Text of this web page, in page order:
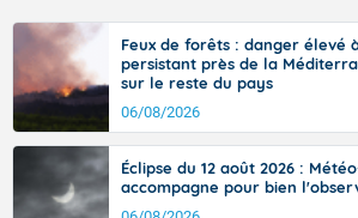
Feux de forêts : danger élevé
persistant près de la
sur le reste du pays
06/08/2026
Éclipse du 12 août 2026 :
accompagne pour bien